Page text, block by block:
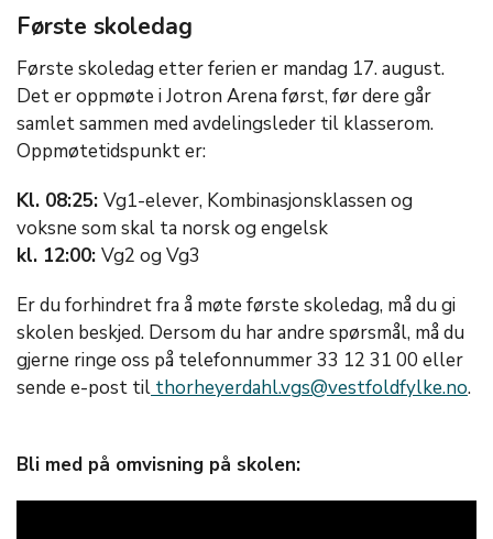
Første skoledag
Første skoledag etter ferien er mandag 17. august.
Det er oppmøte i Jotron Arena først, før dere går
samlet sammen med avdelingsleder til klasserom.
Oppmøtetidspunkt er:
Kl. 08:25: Vg1-elever, Kombinasjonsklassen og
voksne som skal ta norsk og engelsk
kl. 12:00: Vg2 og Vg3
Er du forhindret fra å møte første skoledag, må du gi
skolen beskjed. Dersom du har andre spørsmål, må du
gjerne ringe oss på telefonnummer 33 12 31 00 eller
sende e-post til thorheyerdahl.vgs@vestfoldfylke.no.
Bli med på omvisning på skolen: